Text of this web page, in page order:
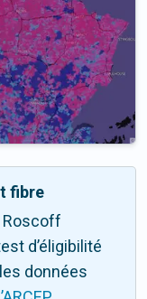
fibre
Roscoff
d’éligibilité
données